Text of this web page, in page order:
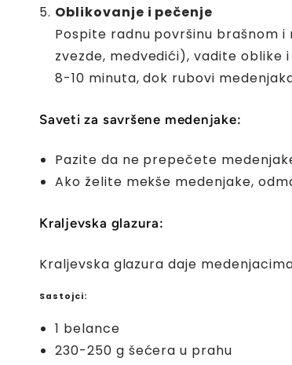
Oblikovanje i pečenje
Pospite radnu površinu brašnom
zvezde, medvedići), vadite oblike
8-10 minuta, dok rubovi
Saveti za savršene medenjake:
Pazite da ne prepečete
Ako želite mekše medenjake,
Kraljevska glazura:
Kraljevska glazura daje
Sastojci:
1 belance
230-250 g šećera u prahu